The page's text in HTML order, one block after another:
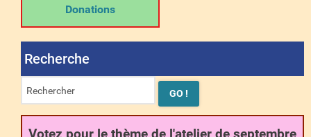
Donations
Recherche